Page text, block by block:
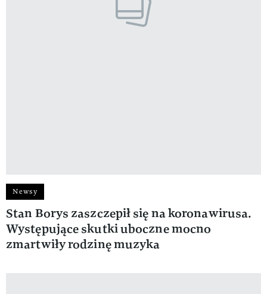
Newsy
Stan Borys zaszczepił się na koronawirusa.
Występujące skutki uboczne mocno
zmartwiły rodzinę muzyka